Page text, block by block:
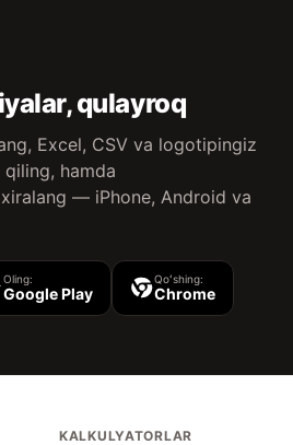
qulayroq
Excel, CSV va logotipingiz
hamda
— iPhone, Android va
Oling:
Google Play
Qoʻshing:
Chrome
KALKULYATORLAR